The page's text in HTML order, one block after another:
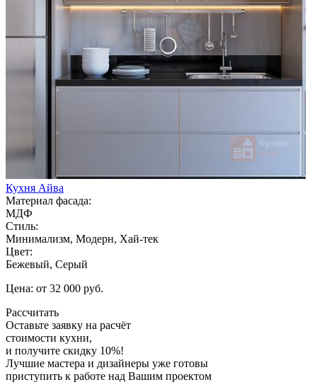
Кухня Айва
Материал фасада:
МДФ
Стиль:
Минимализм, Модерн, Хай-тек
Цвет:
Бежевый, Серый
Цена: от 32 000 руб.
Рассчитать
Оставьте заявку на расчёт
стоимости кухни,
и получите скидку 10%!
Лучшие мастера и дизайнеры уже готовы
приступить к работе над Вашим проектом